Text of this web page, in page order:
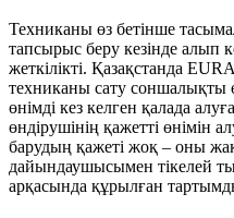
Техниканы өз бетінше
тапсырыс беру кезінде алып
жеткілікті. Қазақстанда
техниканы сату соншалықты
өнімді кез келген қалада
өндірушінің қажетті өнімін
барудың қажеті жоқ – оны
дайындаушысымен тікелей
арқасында құрылған